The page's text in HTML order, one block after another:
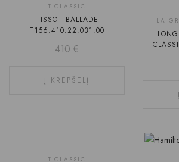
T-CLASSIC
TISSOT BALLADE
T156.410.22.031.00
410 €
Į KREPŠELĮ
LA
T-CLASSIC